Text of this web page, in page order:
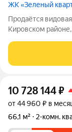
ЖК «Зеленый
Продаётся
Кировском
этаже 23этажного дома.
10 728 144₽
от 44 960 ₽ в
66,1 м²
2-комн.